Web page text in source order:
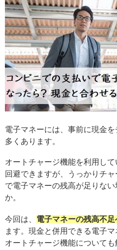
電子マネーには、事前に現金
多くあります。
オートチャージ機能を利用し
回避できますが、うっかりチ
で電子マネーの残高が足りな
か。
今回は、 電子マネーの残高不
ます。現金と併用できる電子
オートチャージ機能について